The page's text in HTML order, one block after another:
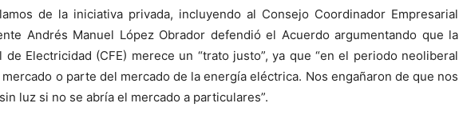
de la iniciativa privada, incluyendo al Consejo Coordinador Empresarial
Andrés Manuel López Obrador defendió el Acuerdo argumentando que la
de Electricidad (CFE) merece un “trato justo”, ya que “en el periodo neoliberal
o parte del mercado de la energía eléctrica. Nos engañaron de que nos
luz si no se abría el mercado a particulares”.